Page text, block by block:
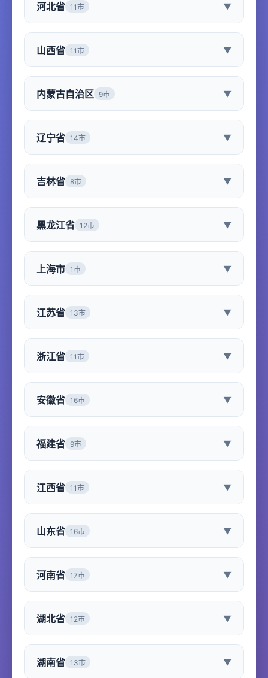
河北省 11市 ▼
山西省 11市 ▼
内蒙古自治区 9市 ▼
辽宁省 14市 ▼
吉林省 8市 ▼
黑龙江省 12市 ▼
上海市 1市 ▼
江苏省 13市 ▼
浙江省 11市 ▼
安徽省 16市 ▼
福建省 9市 ▼
江西省 11市 ▼
山东省 16市 ▼
河南省 17市 ▼
湖北省 12市 ▼
湖南省 13市 ▼